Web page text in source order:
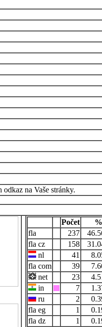
na Vaše stránky.
Počet
%
237
cz
158
nl
41
com
39
net
23
in
7
ru
2
eg
1
dz
1